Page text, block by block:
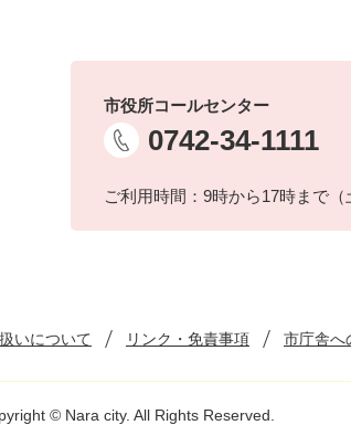
市役所コールセンター
0742-34-1111
ご利用時間：9時から17時まで（
いについて リンク・免責事項 市庁舎へ
© Nara city. All Rights Reserved.